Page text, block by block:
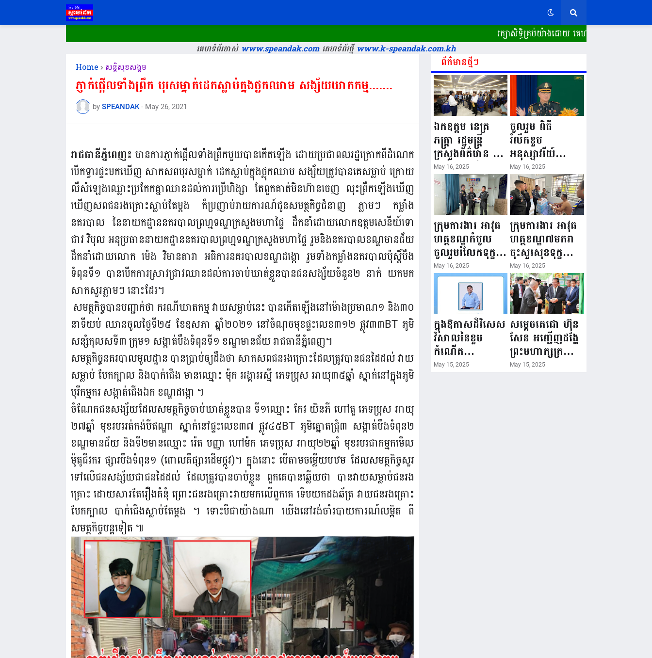
រក្សាសិទ្ធិគ្រប់យ៉ាងដោយ គេហទំព័រ ស្ពានដែក​
គេហទំព័រចាស់www.speandak.comគេហទំព័រថ្មីwww.k-speandak.com.kh
Home សន្តិសុខសង្គម
ភ្ញាក់ផ្អើលទាំងព្រឹក បុរសម្នាក់ដេកស្លាប់ក្នុងថ្លុកឈាម សង្ស័យឃាតកម្ម​.......
by SPEANDAK - May 26, 2021
រាជធានីភ្នំពេញ៖ មានការភ្ញាក់ផ្អើលទាំងព្រឹកមួយបានកើតឡើង ដោយប្រជាពល​រដ្ឋក្រោក​ពីដំណេក
បើកទ្វារផ្ទះមកឃើញ សាកសពបុរសម្នាក់ ដេកស្លាប់ក្នុងថ្លុកឈាម សង្ស័យត្រូវបានគេ​សម្លាប់ ក្រោយ​
លឺសំឡេងឈ្លោះប្រកែកគ្នាឈានដល់ការប្រើហិង្សា តែពួកគាត់មិនហ៊ានចេញ លុះ​ព្រឹក​ឡើង​ឃើញ
ឃើញសពជនរងគ្រោះស្លាប់តែម្តង ក៏ប្រញាប់រាយការណ៍ជូនសមត្ថកិច្ចជំនាញ ភ្លាមៗ កម្លាំង​
នគរបាល នៃនាយកដ្ឋាននគរបាលព្រហ្មទណ្ឌក្រសួងមហាផ្ទៃ ដឹកនាំដោយលោក​ឧត្តមសេនីយ៍ទោ
ជាវ វិបុល អនុប្រធាននាយកដ្ឋាននគរបាលព្រហ្មទណ្ឌក្រសួងមហាផ្ទៃ រួមនិង​នគរបាលខណ្ឌមាន​ជ័យ
ដឹកនាំដោយលោក ម៉េង វិមានតារា អធិការនគរបាលខណ្ឌដង្កោ រួមទាំងកម្លាំងនគរបាល​ប៉ុស្តិ៍បឹង
ទំពុនទី១ បានបើកការស្រាវជ្រាវឈានដល់ការចាប់ឃាត់​ខ្លួនបាន​ជនសង្ស័យចំនួន២ នាក់ យកមក
សាកសួរភ្លាមៗ នោះដែរ។
សមត្ថកិច្ចបានបញ្ជាក់ថា ករណីឃាតកម្ម វាយសម្លាប់នេះ បានកើតឡើងនៅម៉ោងប្រមាណ១ និង​៣០​
នាទីយប់ ឈានចូលថ្ងៃទី២៥ ខែឧសភា ឆ្នាំ២០២១ នៅចំណុចមុខផ្ទះលេខ៣១២ ផ្លូវ៣៣BT ភូមិ
សន្សំកុលសទី៣ ក្រុម១ សង្កាត់បឹងទំពុនទី១ ខណ្ឌមានជ័យ រាជធានីភ្នំពេញ។
សមត្ថកិច្ចនគរបាលមូលដ្ឋាន បានប្រាប់ឲ្យដឹងថា សាកសពជនរងគ្រោះដែលត្រូវបានជនដៃដល់ វាយ​
សម្លាប់ បែកក្បាល និងបាក់ជើង មានឈ្មោះ ម៉ុក អង្គាររស្មី ភេទប្រុស អាយុ៣៥ឆ្នាំ ស្នាក់នៅ​ក្នុងភូមិ
បុរីកម្មករ សង្កាត់ជើងឯក ខណ្ឌដង្កោ ។
ចំណែកជនសង្ស័យ​ដែលសមត្ថកិច្ច​ចាប់ឃាត់ខ្លួនបាន ទី១ឈ្មោះ កែវ យិនភី ហៅតួ ភេទប្រុស អាយុ​
២៧ឆ្នាំ មុខរបររត់កង់បីឥណ្ឌា ស្នាក់នៅផ្ទះលេខ៣៧ ផ្លូវ៤៥BT ភូមិត្នោតជ្រុំ៣ សង្កាត់បឹងទំពុន២
ខណ្ឌមានជ័យ និងទី២មាន​ឈ្មោះ រ៉េត បញ្ញា ហៅម៉ក ភេទប្រុស អាយុ២២ឆ្នាំ មុខរបរជាកម្មក​មើល
ម៉ូតូជីវករ ផ្សារបឹងទំពុន១ (ពោលគឺផ្សារដើមថ្កូវ)។ ក្នុងនោះ បើតាមចម្លើយបឋម ដែលសមត្ថ​កិច្ច​​​សួរ
ទៅលើជនសង្ស័យជាជនដៃដល់ ដែលត្រូវបាន​ចាប់​ខ្លួន ពួកគេបានឆ្លើយថា បានវាយសម្លាប់​ជនរង
គ្រោះ ដោយសារតែរឿងគំនុំ ព្រោះជនរងគ្រោះ​វាយមកលើពួកគេ ទើបយកដងឆ័ត្រ វាយជន​រង​គ្រោះ
បែកក្បាល បាក់ជើងស្លាប់តែម្តង ។ ទោះបីជាយ៉ាងណា យើងនៅរង់ចាំរបាយការណ៍លម្អិត ពី
សមត្ថកិច្ចបន្តទៀត ៕
ព័ត៌មានថ្មីៗ
ឯកឧត្តម នេត្រ
ភក្ត្រា រដ្ឋមន្ត្រី
ក្រសួងព័ត៌មាន នៅ
រសៀលថ្ងៃទី១៦ ខែ
ឧសភា
ឆ្នាំ២០២៥នេះ
បានអញ្ជើញចុះធ្វើ
ជំរឿនថ្នាក់ដឹកនាំ
មន្ត្រីរាជការស៉ីវិល
នៃក្រសួងព័ត៌មាន...
May 16, 2025
ចូលរួម ពិធី
រំលឹកខួប
អនុស្សាវរីយ៍
លើកទី៨០ ថ្ងៃ
កំណើតនគរបាល
ជាតិកម្ពុជា “១៦
ឧសភា ១៩៤៥ ~
១៦ ឧសភា
២០២៥”...
May 16, 2025
ក្រុមការងារ អាវុធ
ហត្ថខណ្ឌកំបូល
ចូលរួមរំលែកទុក្ខ
ដល់គ្រួសារ
សមាជិក ដែល
ឪពុកក្មេករបស់
លោកទទួលមរណៈ
ភាព!
May 16, 2025
ក្រុមការងារ អាវុធ
ហត្ថខណ្ឌ៧មករា
ចុះសួរសុខទុក្ខ
សមាជិក ដែលជួប
គ្រោះថ្នាក់
ចរាចរណ៍ កំពុង
សម្រាកព្យាបាល
នៅមន្ទីរពេទ្យ!
May 16, 2025
ក្នុងឱកាសដ៏វិសេស
វិសាលនៃខួប
កំណើត
គម្រប់ខួប៤៤
May 15, 2025
សម្តេចតេជោ ហ៊ុន
សែន អញ្ជើញដង្ហែ
ព្រះមហាក្សត្រ
យាងទតការតាំង
May 15, 2025